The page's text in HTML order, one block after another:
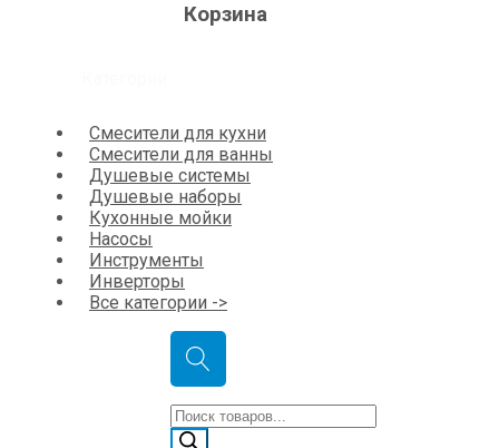
Корзина
Смесители для кухни
Смесители для ванны
Душевые системы
Душевые наборы
Кухонные мойки
Насосы
Инструменты
Инверторы
Все категории ->
Поиск
товаров